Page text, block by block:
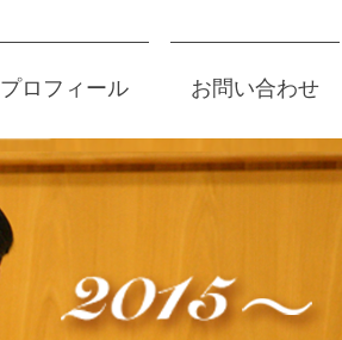
プロフィール お問い合わせ